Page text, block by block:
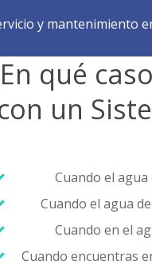
y mantenimiento
qué
un
Cuando el
Cuando el agua
Cuando en el
Cuando encuentras